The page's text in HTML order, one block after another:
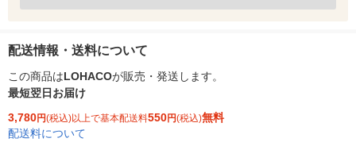
配送情報・送料について
この商品はLOHACOが販売・発送します。
最短翌日お届け
3,780円(税込)以上で基本配送料550円(税込)無料
配送料について